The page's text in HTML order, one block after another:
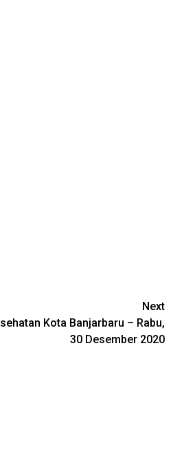
Next
Kota Banjarbaru – Rabu,
30 Desember 2020